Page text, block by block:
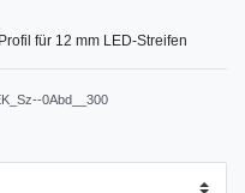
für 12 mm LED-Streifen
0Abd__300